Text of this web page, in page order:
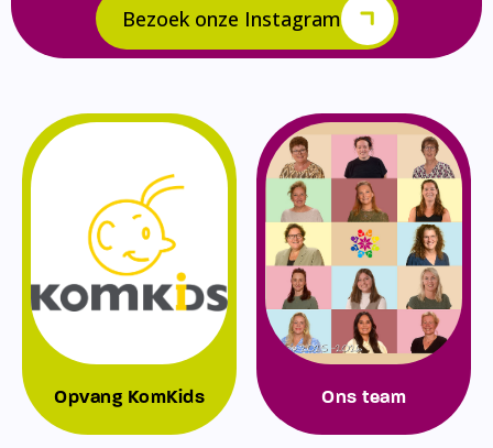
Bezoek onze Instagram
Opvang KomKids Ons team